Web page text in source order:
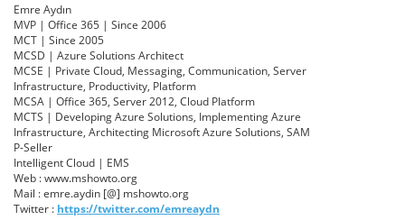
Emre Aydın
MVP | Office 365 | Since 2006
MCT | Since 2005
MCSD | Azure Solutions Architect
MCSE | Private Cloud, Messaging, Communication, Server
Infrastructure, Productivity, Platform
MCSA | Office 365, Server 2012, Cloud Platform
MCTS | Developing Azure Solutions, Implementing Azure
Infrastructure, Architecting Microsoft Azure Solutions, SAM
P-Seller
Intelligent Cloud | EMS
Web : www.mshowto.org
Mail : emre.aydin [@] mshowto.org
Twitter : https://twitter.com/emreaydn